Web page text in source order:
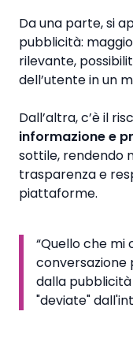
Da una parte, si
pubblicità:
rilevante,
dell’utente in un
Dall’altra, c’è il
informazione e
sottile, rendendo
trasparenza e
piattaforme.
“Quello che mi
conversazione
dalla
"deviate"